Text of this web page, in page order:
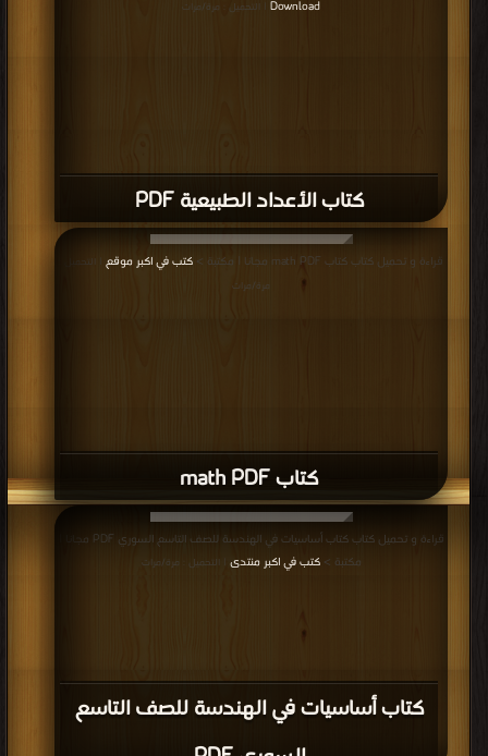
كتاب الأعداد الطبيعية PDF
Download | التحميل : مرة/مرات
كتاب math PDF
قراءة و تحميل كتاب كتاب math PDF مجانا | مكتبة > كتب في اكبر موقع
| التحميل :
مرة/مرات
كتاب أساسيات في الهندسة للصف التاسع
قراءة و تحميل كتاب كتاب أساسيات في الهندسة للصف التاسع ‫‬السوري PDF مجانا |
مكتبة >كتب في اكبر منتدى | التحميل : مرة/مرات